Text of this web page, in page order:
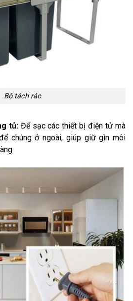
Bộ tách rác
tủ: Để sạc các thiết bị điện tử mà
chúng ở ngoài, giúp giữ gìn môi